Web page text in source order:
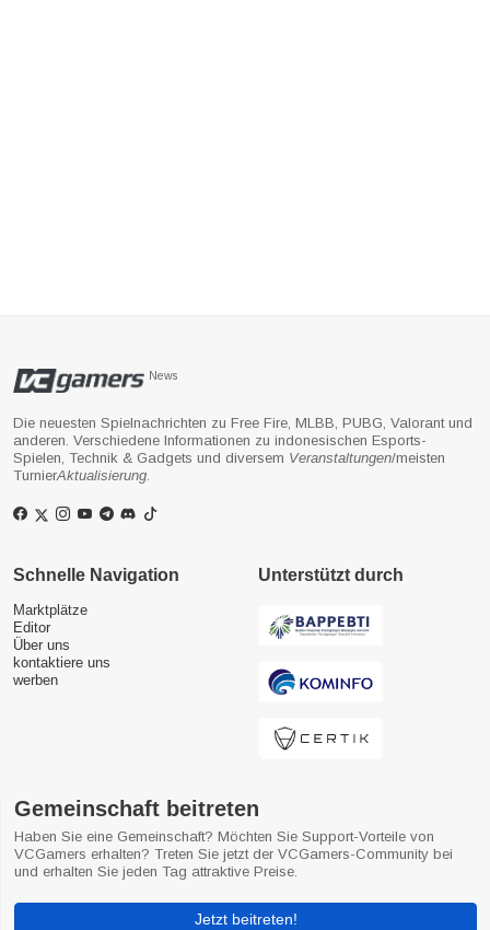
News
Die neuesten Spielnachrichten zu Free Fire, MLBB, PUBG, Valorant und
anderen. Verschiedene Informationen zu indonesischen Esports-
Spielen, Technik & Gadgets und diversem Veranstaltungen/meisten
TurnierAktualisierung
Schnelle Navigation
Marktplätze
Editor
Über uns
kontaktiere uns
werben
Unterstützt durch
Gemeinschaft beitreten
Haben Sie eine Gemeinschaft? Möchten Sie Support-Vorteile von
VCGamers erhalten? Treten Sie jetzt der VCGamers-Community bei
und erhalten Sie jeden Tag attraktive Preise.
Jetzt beitreten!